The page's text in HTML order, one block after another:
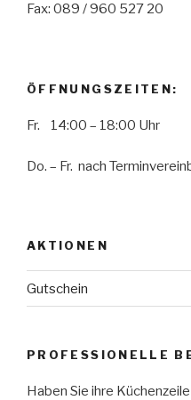
Fax: 089 / 960 527 20
ÖFFNUNGSZEITEN:
Fr. 14:00 – 18:00 Uhr
Do. – Fr. nach
AKTIONEN
Gutschein
PROFESSIONELLE
Haben Sie ihre